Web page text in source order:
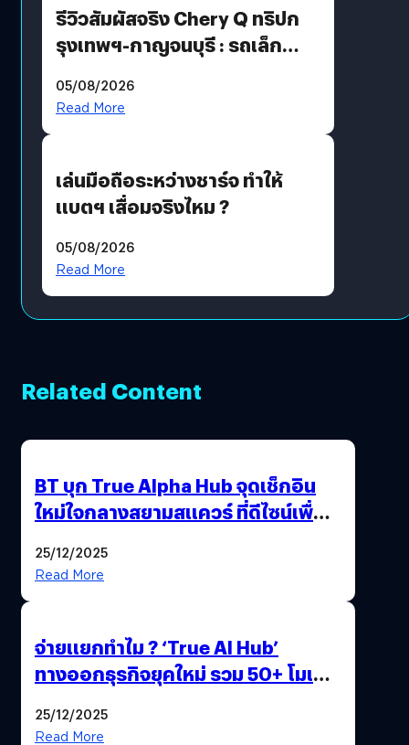
รีวิวสัมผัสจริง Chery Q ทริปก
รุงเทพฯ-กาญจนบุรี : รถเล็ก
ฟังก์ชันเกินตัว
05/08/2026
Read More
เล่นมือถือระหว่างชาร์จ ทำให้
แบตฯ เสื่อมจริงไหม ?
05/08/2026
Read More
Related Content
BT บุก True Alpha Hub จุดเช็กอิน
ใหม่ใจกลางสยามสแควร์ ที่ดีไซน์เพื่อ
25/12/2025
Read More
จ่ายแยกทำไม ? ‘True AI Hub’
ทางออกธุรกิจยุคใหม่ รวม 50+ โมเดล
25/12/2025
Read More